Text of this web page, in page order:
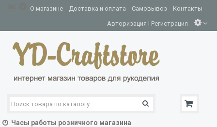
О магазине Доставка и оплата Самовывоз Контакты
Авторизация | Регистрация
Часы работы розничного магазина